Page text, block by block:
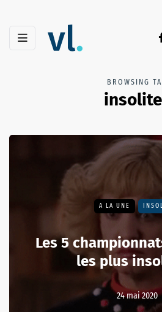
BROWSING
A LA UNE
Les 5
les plus
24 mai 2020